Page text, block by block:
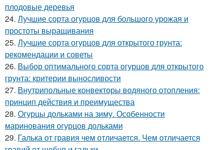
плодовые деревья
24. Лучшие сорта огурцов для большого урожая и
простоты выращивания
25. Лучшие сорта огурцов для открытого грунта:
рекомендации и советы
26. Выбор оптимального сорта огурцов для открытого
грунта: критерии выносливости
27. Внутрипольные конвекторы водяного отопления:
принцип действия и преимущества
28. Огурцы дольками на зиму. Особенности
маринования огурцов дольками
29. Галька от гравия чем отличается. Чем отличается